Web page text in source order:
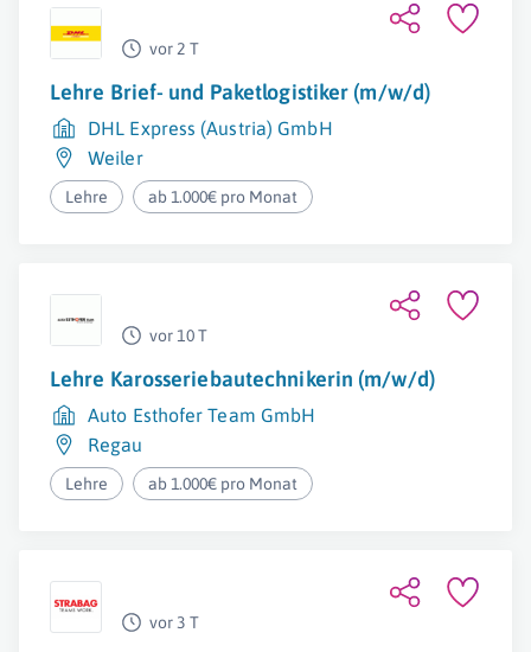
vor 2 T
Lehre Brief- und Paketlogistiker (m/w/d)
DHL Express (Austria) GmbH
Weiler
Lehre ab 1.000€ pro Monat
vor 10 T
Lehre Karosseriebautechnikerin (m/w/d)
Auto Esthofer Team GmbH
Regau
Lehre ab 1.000€ pro Monat
vor 3 T